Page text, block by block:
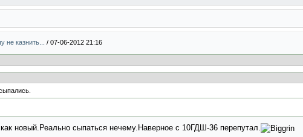
не казнить... / 07-06-2012 21:16
новый.Реально сыпаться нечему.Наверное с 10ГДШ-36 перепутал.